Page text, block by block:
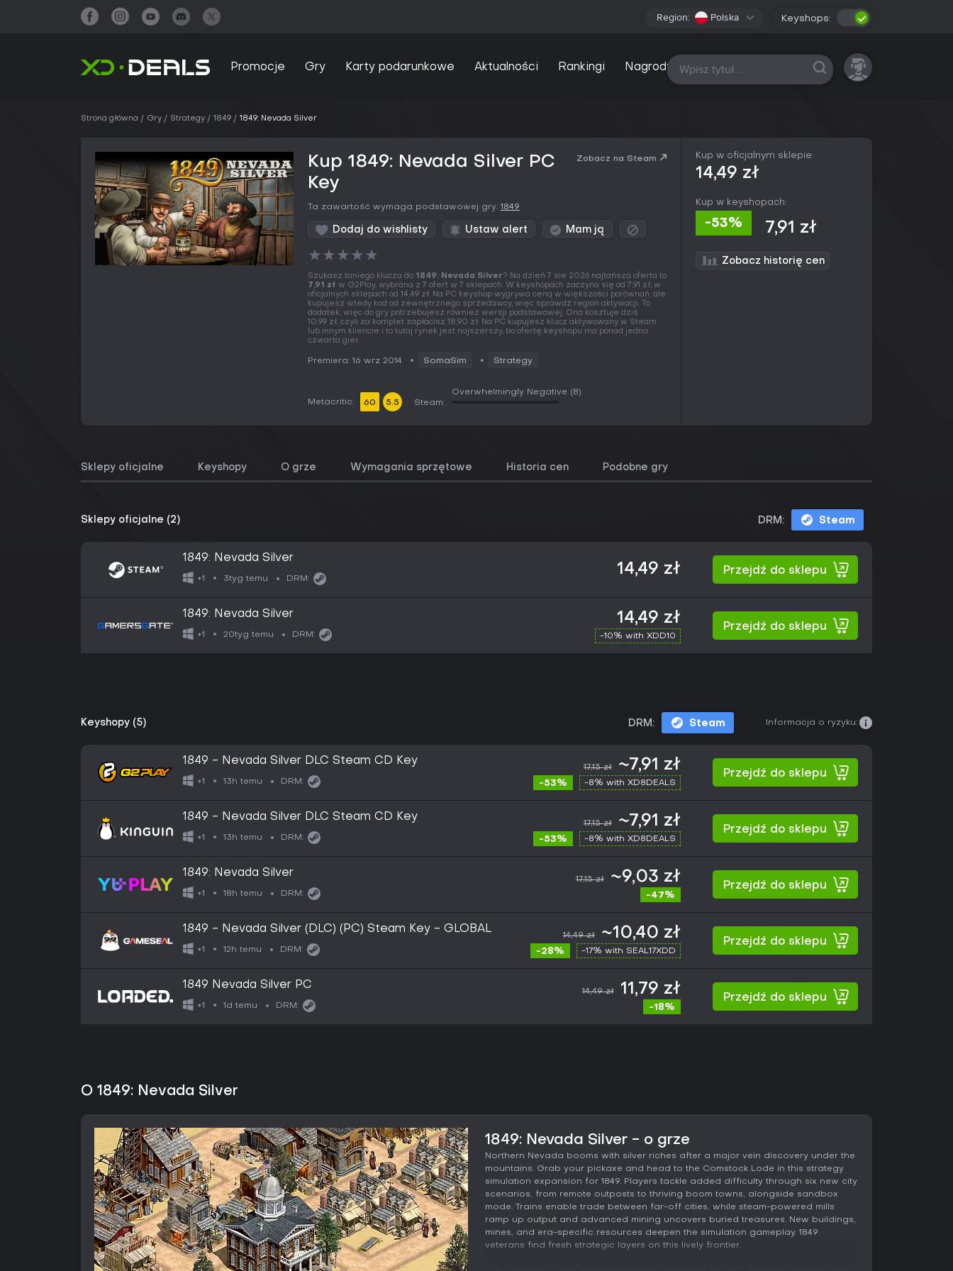
Region: Polska Keyshops:
Promocje Gry Karty podarunkowe Aktualności Rankingi Nagrody Wszystkie platformy
Strona główna Gry Strategy 1849 1849: Nevada Silver
Kup 1849: Nevada Silver PC
Key
Zobacz na Steam
Ta zawartość wymaga podstawowej gry: 1849
Dodaj do wishlisty Ustaw alert Mam ją
★★★★★
Szukasz taniego klucza do 1849: Nevada Silver? Na dzień 7 sie 2026 najtańsza oferta to
7,91 zł w G2Play, wybrana z 7 ofert w 7 sklepach. W keyshopach zaczyna się od 7,91 zł, w
oficjalnych sklepach od 14,49 zł. Na PC keyshop wygrywa ceną w większości porównań, ale
kupujesz wtedy kod od zewnętrznego sprzedawcy, więc sprawdź region aktywacji. To
dodatek, więc do gry potrzebujesz również wersji podstawowej. Ona kosztuje dziś
10,99 zł, czyli za komplet zapłacisz 18,90 zł. Na PC kupujesz klucz aktywowany w Steam
lub innym kliencie i to tutaj rynek jest najszerszy, bo ofertę keyshopu ma ponad jedna
czwarta gier.
Premiera: 16 wrz 2014 SomaSim Strategy
Metacritic: 60 5.5 Steam:
Overwhelmingly Negative (8)
Kup w oficjalnym sklepie:
14,49 zł
Kup w keyshopach:
-53% 7,91 zł
Zobacz historię cen
Sklepy oficjalne Keyshopy O grze Wymagania sprzętowe Historia cen Podobne gry
Sklepy oficjalne (2) DRM: Steam
1849: Nevada Silver
+1 3tyg temu DRM:
14,49 zł Przejdź do sklepu
1849: Nevada Silver
+1 20tyg temu DRM:
14,49 zł
-10% with XDD10
Przejdź do sklepu
Keyshopy (5) DRM: Steam Informacja o ryzyku:
1849 - Nevada Silver DLC Steam CD Key
+1 13h temu DRM:
17,15 zł ~7,91 zł
-53% -8% with XD8DEALS
Przejdź do sklepu
1849 - Nevada Silver DLC Steam CD Key
+1 13h temu DRM:
17,15 zł ~7,91 zł
-53% -8% with XD8DEALS
Przejdź do sklepu
1849: Nevada Silver
+1 18h temu DRM:
17,15 zł ~9,03 zł
-47%
Przejdź do sklepu
1849 - Nevada Silver (DLC) (PC) Steam Key - GLOBAL
+1 12h temu DRM:
14,49 zł ~10,40 zł
-28% -17% with SEAL17XDD
Przejdź do sklepu
1849 Nevada Silver PC
+1 1d temu DRM:
14,49 zł 11,79 zł
-18%
Przejdź do sklepu
O 1849: Nevada Silver
1849: Nevada Silver - o grze
Northern Nevada booms with silver riches after a major vein discovery under the
mountains. Grab your pickaxe and head to the Comstock Lode in this strategy
simulation expansion for 1849. Players tackle added difficulty through six new city
scenarios, from remote outposts to thriving boom towns, alongside sandbox
mode. Trains enable trade between far-off cities, while steam-powered mills
ramp up output and advanced mining uncovers buried treasures. New buildings,
mines, and era-specific resources deepen the simulation gameplay. 1849
veterans find fresh strategic layers on this lively frontier.